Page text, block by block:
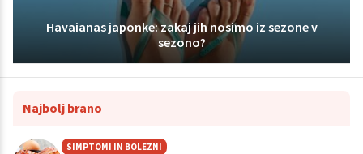
Havaianas japonke: zakaj jih nosimo iz sezone v
sezono?
Najbolj brano
SIMPTOMI IN BOLEZNI